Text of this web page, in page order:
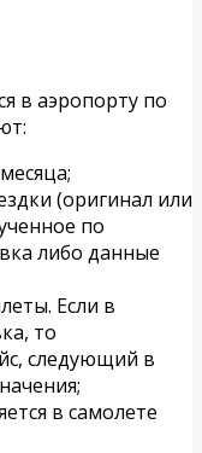
в аэропорту по
(оригинал или
по
либо данные
Если в
то
следующий в
в самолете